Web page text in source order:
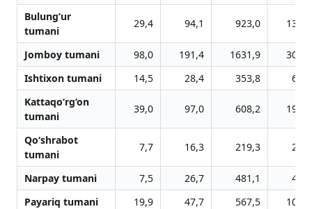
Bulung‘ur
tumani
29,4 94,1 923,0 136,3
Jomboy tumani 98,0 191,4 1631,9
303,3
Ishtixon tumani
14,5 28,4 353,8
63,7
Kattaqo‘rg‘on
tumani
39,0 97,0 608,2 191,7
Qo‘shrabot
tumani
7,7 16,3 219,3 22,4
Narpay tumani 7,5 26,7 481,1
41,0
Payariq tumani
19,9 47,7 567,5
100,1